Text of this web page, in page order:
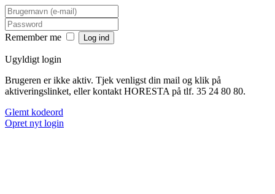
Remember me
Ugyldigt login
Brugeren er ikke aktiv. Tjek venligst din mail og klik på
aktiveringslinket, eller kontakt HORESTA på tlf. 35 24 80 80.
Glemt kodeord
Opret nyt login